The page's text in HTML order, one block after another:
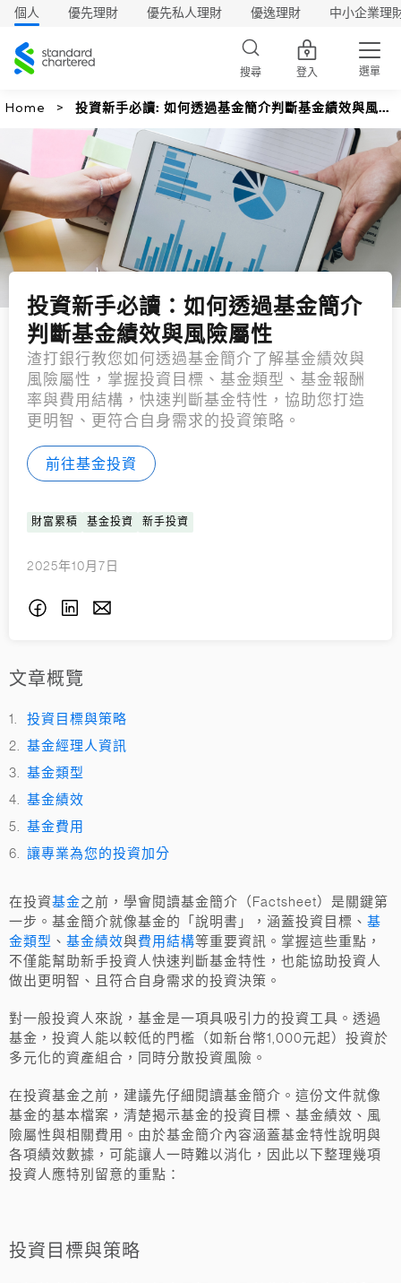
個人 優先理財 優先私人理財 優逸理財
中小企業理
渣
打
搜尋 登入 選單
Home 投資新手必讀: 如何透過基金簡介判斷基金績效與風險
屬性
投資新手必讀：如何透過基金簡介
判斷基金績效與風險屬性
渣打銀行教您如何透過基金簡介了解基金績效與
風險屬性，掌握投資目標、基金類型、基金報酬
率與費用結構，快速判斷基金特性，協助您打造
更明智、更符合自身需求的投資策略。
前往基金投資
財富累積 基金投資 新手投資
2025年10月7日
文章概覽
投資目標與策略
基金經理人資訊
基金類型
基金績效
基金費用
讓專業為您的投資加分
在投資基金之前，學會閱讀基金簡介（Factsheet）是關鍵第
一步。基金簡介就像基金的「說明書」，涵蓋投資目標、 基
金類型 、 基金績效與費用結構等重要資訊。掌握這些重點，
不僅能幫助新手投資人快速判斷基金特性，也能協助投資人
做出更明智、且符合自身需求的投資決策。
對一般投資人來說，基金是一項具吸引力的投資工具。透過
基金，投資人能以較低的門檻（如新台幣1,000元起）投資於
多元化的資產組合，同時分散投資風險。
在投資基金之前，建議先仔細閱讀基金簡介。這份文件就像
基金的基本檔案，清楚揭示基金的投資目標、基金績效、風
險屬性與相關費用。由於基金簡介內容涵蓋基金特性說明與
各項績效數據，可能讓人一時難以消化，因此以下整理幾項
投資人應特別留意的重點：
投資目標與策略